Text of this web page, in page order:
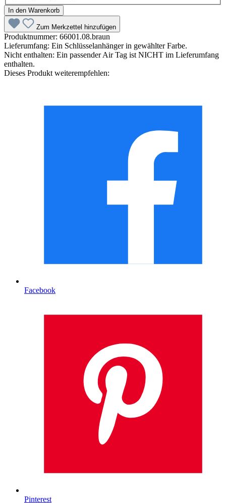
In den Warenkorb
Zum Merkzettel hinzufügen
Produktnummer: 66001.08.braun
Lieferumfang: Ein Schlüsselanhänger in gewählter Farbe.
Nicht enthalten: Ein passender Air Tag ist NICHT im Lieferumfang
enthalten.
Dieses Produkt weiterempfehlen:
Facebook
Pinterest